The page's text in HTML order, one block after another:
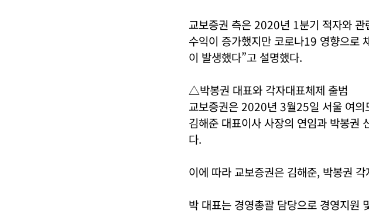
교보증권 측은 2020년 1분기 적자와
수익이 증가했지만 코로나19 영향으로
이 발생했다”고 설명했다.
△박봉권 대표와 각자대표체제 출범
교보증권은 2020년 3월25일 서울 여의
김해준 대표이사 사장의 연임과 박봉권
다.
이에 따라 교보증권은 김해준, 박봉권
박 대표는 경영총괄 담당으로 경영지원